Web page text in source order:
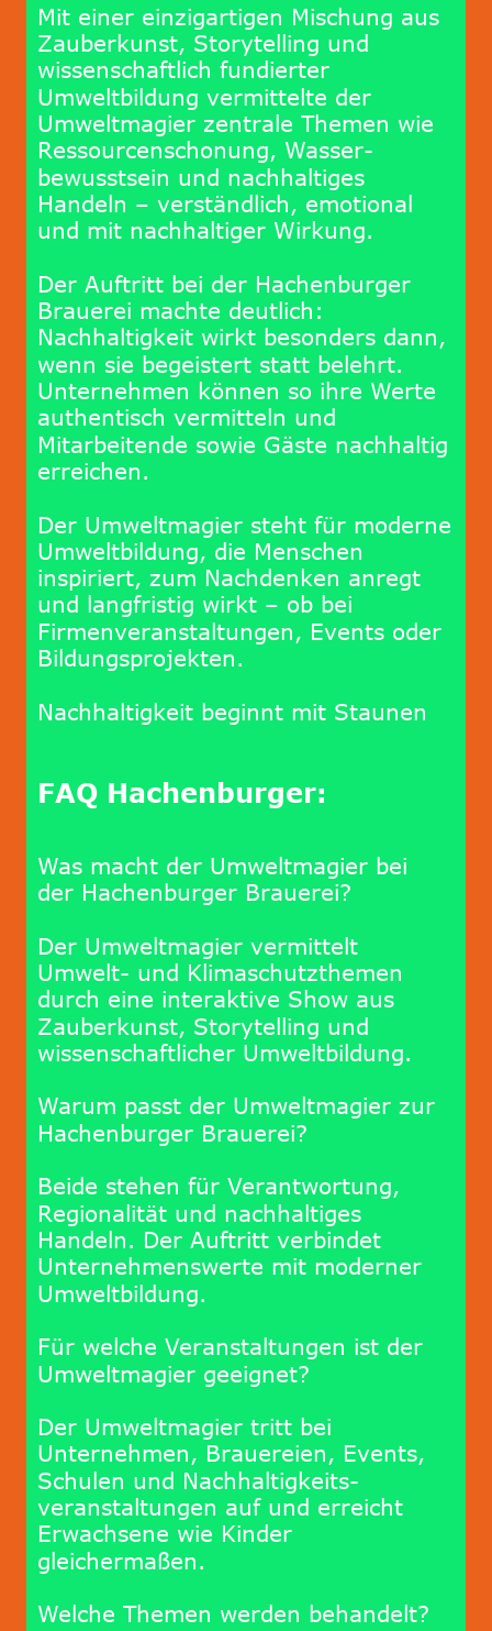
Mit einer einzigartigen Mischung aus
Zauberkunst, Storytelling und
wissenschaftlich fundierter
Umweltbildung vermittelte der
Umweltmagier zentrale Themen wie
Ressourcenschonung, Wasser-
bewusstsein und nachhaltiges
Handeln – verständlich, emotional
und mit nachhaltiger Wirkung.
Der Auftritt bei der Hachenburger
Brauerei machte deutlich:
Nachhaltigkeit wirkt besonders dann,
wenn sie begeistert statt belehrt.
Unternehmen können so ihre Werte
authentisch vermitteln und
Mitarbeitende sowie Gäste nachhaltig
erreichen.
Der Umweltmagier steht für moderne
Umweltbildung, die Menschen
inspiriert, zum Nachdenken anregt
und langfristig wirkt – ob bei
Firmenveranstaltungen, Events oder
Bildungsprojekten.
Nachhaltigkeit beginnt mit Staunen
FAQ Hachenburger:
Was macht der Umweltmagier bei
der Hachenburger Brauerei?
Der Umweltmagier vermittelt
Umwelt- und Klimaschutzthemen
durch eine interaktive Show aus
Zauberkunst, Storytelling und
wissenschaftlicher Umweltbildung.
Warum passt der Umweltmagier zur
Hachenburger Brauerei?
Beide stehen für Verantwortung,
Regionalität und nachhaltiges
Handeln. Der Auftritt verbindet
Unternehmenswerte mit moderner
Umweltbildung.
Für welche Veranstaltungen ist der
Umweltmagier geeignet?
Der Umweltmagier tritt bei
Unternehmen, Brauereien, Events,
Schulen und Nachhaltigkeits-
veranstaltungen auf und erreicht
Erwachsene wie Kinder
gleichermaßen.
Welche Themen werden behandelt?